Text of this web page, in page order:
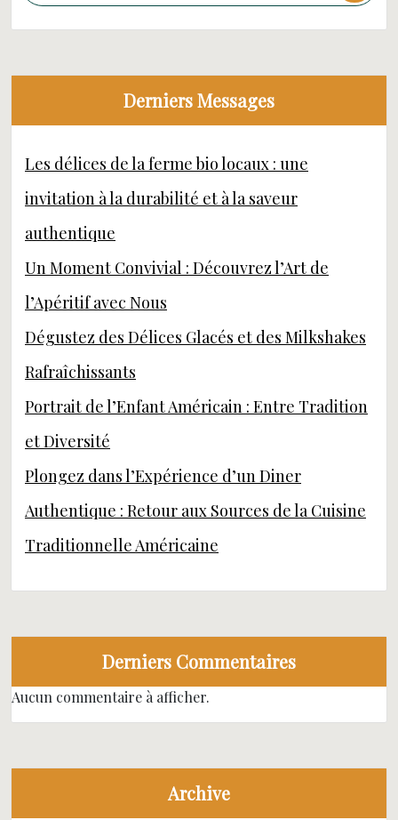
Derniers Messages
Les délices de la ferme bio locaux : une
invitation à la durabilité et à la saveur
authentique
Un Moment Convivial : Découvrez l’Art de
l’Apéritif avec Nous
Dégustez des Délices Glacés et des Milkshakes
Rafraîchissants
Portrait de l’Enfant Américain : Entre Tradition
et Diversité
Plongez dans l’Expérience d’un Diner
Authentique : Retour aux Sources de la Cuisine
Traditionnelle Américaine
Derniers Commentaires
Aucun commentaire à afficher.
Archive